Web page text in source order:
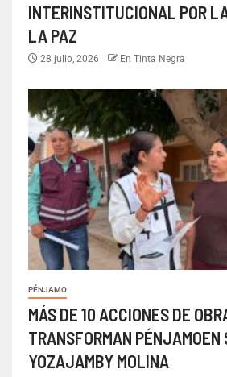
INTERINSTITUCIONAL POR
LA PAZ
28 julio, 2026 En Tinta Negra
PÉNJAMO
MÁS DE 10 ACCIONES DE
TRANSFORMAN PÉNJAMOEN
YOZAJAMBY MOLINA